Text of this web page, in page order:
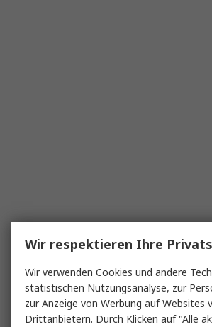
Wir respektieren Ihre
Wir verwenden Cookies und andere
statistischen Nutzungsanalyse, zur
zur Anzeige von Werbung auf Websites
Drittanbietern. Durch Klicken auf "Alle